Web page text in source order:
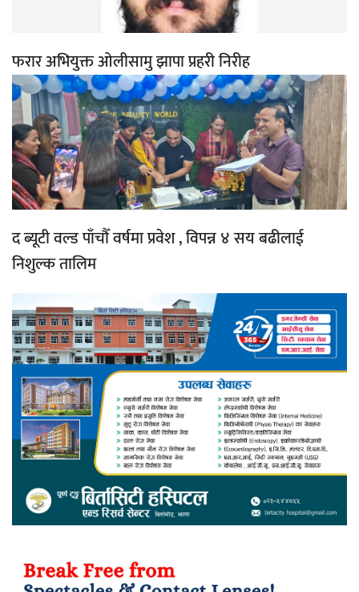
फरार अभियुक्त ओलीसामु झापा प्रहरी निरीह
द ब्यूटी वल्ड पाँचौँ वर्षमा प्रवेश , विपन्न ४ सय बढीलाई
निशुल्क तालिम